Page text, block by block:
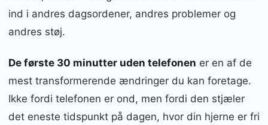
ind i andres dagsordener, andres problemer og
andres støj.
De første 30 minutter uden telefonen er en af de
mest transformerende ændringer du kan foretage.
Ikke fordi telefonen er ond, men fordi den stjæler
det eneste tidspunkt på dagen, hvor din hjerne er fri